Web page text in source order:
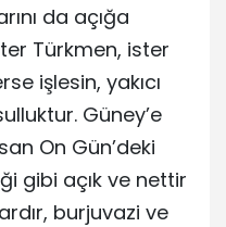
da açığa
Türkmen, ister
işlesin, yakıcı
Güney’e
On Gün’deki
gibi açık ve nettir
burjuvazi ve